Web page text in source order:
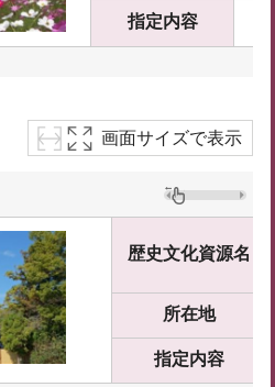
指定内容
画面サイズで表示
歴史文化資源名
所在地
指定内容